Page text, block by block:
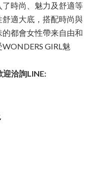
時尚、魅力及舒適等
適大底，搭配時尚與
都會女性帶来自由和
GIRL魅
洽詢LINE: